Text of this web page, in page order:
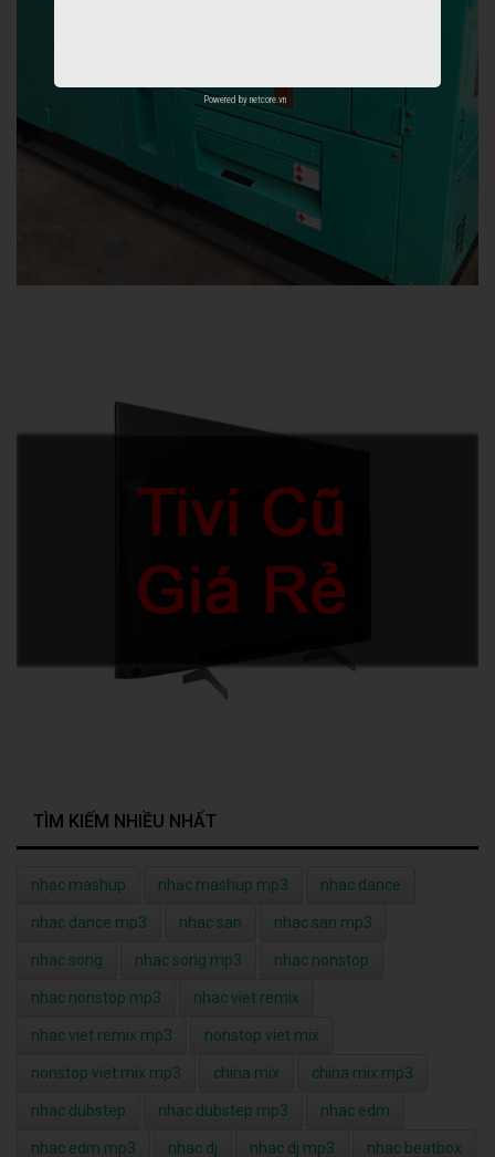
TÌM KIẾM NHIỀU NHẤT
nhạc mashup nhạc mashup mp3 nhac dance
nhac dance mp3 nhac san nhac san mp3
nhac song nhac song mp3 nhac nonstop
nhac nonstop mp3 nhac viet remix
nhac viet remix mp3 nonstop viet mix
nonstop viet mix mp3 china mix china mix mp3
nhac dubstep nhac dubstep mp3 nhac edm
nhac edm mp3 nhac dj nhac dj mp3 nhac beatbox
Powered by netcore.vn